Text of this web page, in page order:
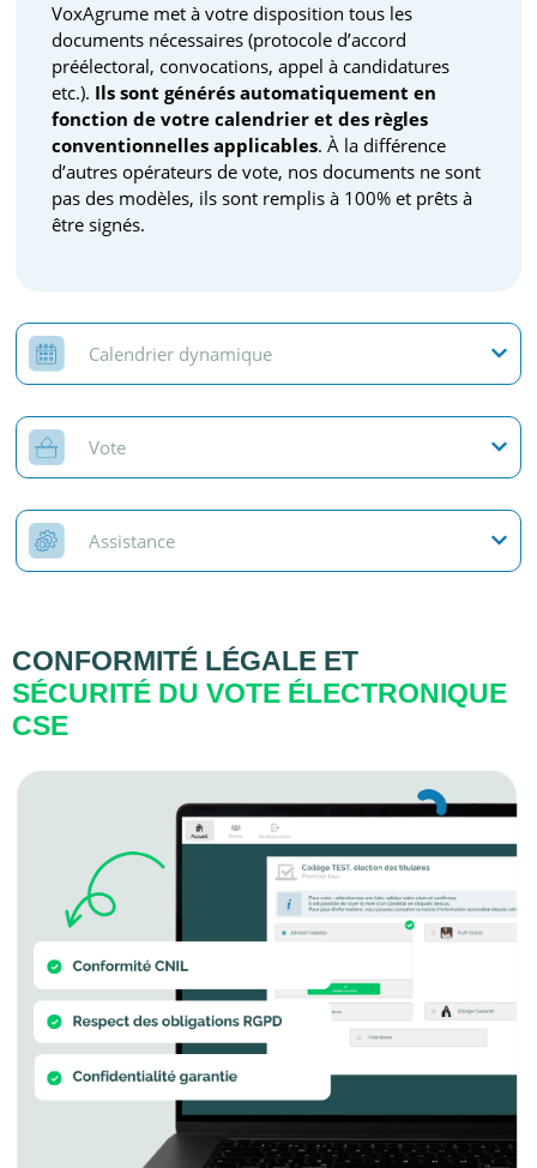
VoxAgrume met à votre disposition tous les
documents nécessaires (protocole d’accord
préélectoral, convocations, appel à candidatures
etc.). Ils sont générés automatiquement en
fonction de votre calendrier et des règles
conventionnelles applicables. À la différence
d’autres opérateurs de vote, nos documents ne sont
pas des modèles, ils sont remplis à 100% et prêts à
être signés.
Calendrier dynamique
Vote
Assistance
CONFORMITÉ LÉGALE ET
SÉCURITÉ DU VOTE ÉLECTRONIQUE
CSE